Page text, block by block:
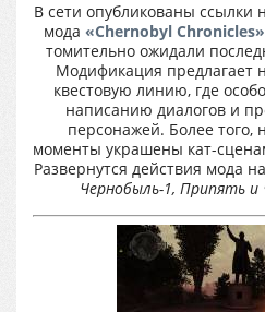
В сети опубликованы ссылки
мода «Chernobyl Chronicles»
томительно ожидали
Модификация предлагает
квестовую линию, где
написанию диалогов и
персонажей. Более
моменты украшены кат-
Развернутся действия мода
Чернобыль-1, Припять и